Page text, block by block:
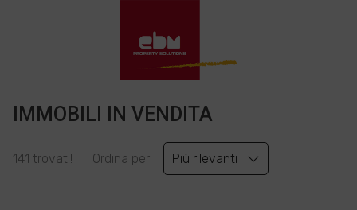
IMMOBILI IN VENDITA
141 trovati! Ordina per: Più rilevanti